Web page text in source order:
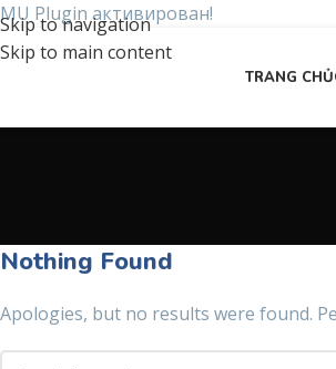
MU Plugin активирован!
Skip to navigation
Skip to main content
TRANG CHỦ
Nothing Found
Apologies, but no results were found.